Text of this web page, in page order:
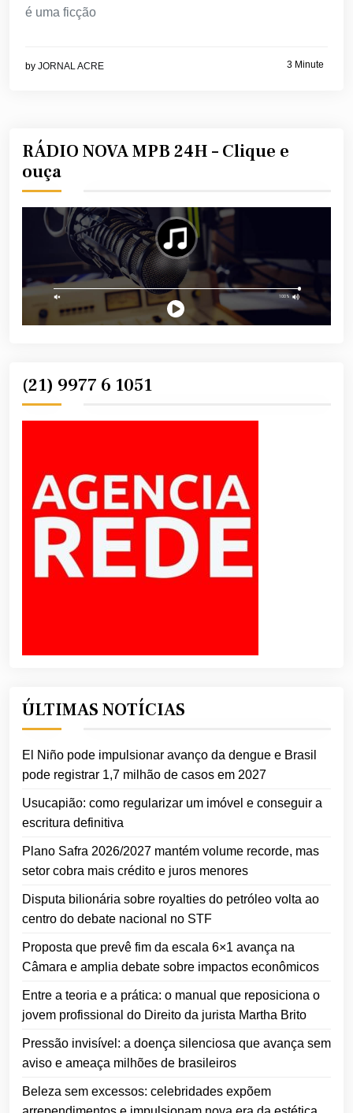
é uma ficção
by JORNAL ACRE 3 Minute
RÁDIO NOVA MPB 24H – Clique e
ouça
(21) 9977 6 1051
ÚLTIMAS NOTÍCIAS
El Niño pode impulsionar avanço da dengue e Brasil
pode registrar 1,7 milhão de casos em 2027
Usucapião: como regularizar um imóvel e conseguir a
escritura definitiva
Plano Safra 2026/2027 mantém volume recorde, mas
setor cobra mais crédito e juros menores
Disputa bilionária sobre royalties do petróleo volta ao
centro do debate nacional no STF
Proposta que prevê fim da escala 6×1 avança na
Câmara e amplia debate sobre impactos econômicos
Entre a teoria e a prática: o manual que reposiciona o
jovem profissional do Direito da jurista Martha Brito
Pressão invisível: a doença silenciosa que avança sem
aviso e ameaça milhões de brasileiros
Beleza sem excessos: celebridades expõem